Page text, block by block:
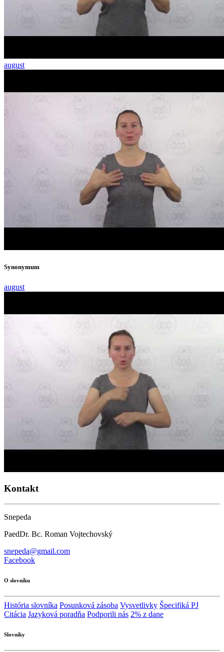
august
Synonymum
august
Kontakt
Snepeda
PaedDr. Bc. Roman Vojtechovský
snepeda@gmail.com
Facebook
O slovníku
História slovníka Posunková zásoba Vysvetlivky Špecifiká PJ
Citácia Jazyková poradňa Podporili nás 2% z dane
Slovníky